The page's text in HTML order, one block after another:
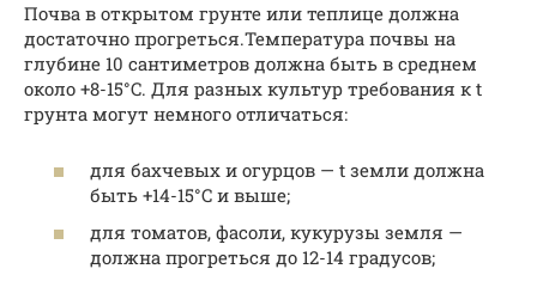
Почва в открытом грунте или теплице должна
достаточно прогреться.Температура почвы на
глубине 10 сантиметров должна быть в среднем
около +8-15°C. Для разных культур требования к t
грунта могут немного отличаться:
для бахчевых и огурцов — t земли должна
быть +14-15°C и выше;
для томатов, фасоли, кукурузы земля —
должна прогреться до 12-14 градусов;